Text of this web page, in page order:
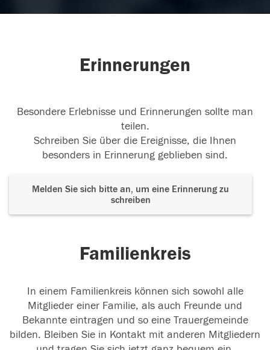
Erinnerungen
Besondere Erlebnisse und Erinnerungen sollte man
teilen.
Schreiben Sie über die Ereignisse, die Ihnen
besonders in Erinnerung geblieben sind.
Melden Sie sich bitte an, um eine Erinnerung zu
schreiben
Familienkreis
In einem Familienkreis können sich sowohl alle
Mitglieder einer Familie, als auch Freunde und
Bekannte eintragen und so eine Trauergemeinde
bilden. Bleiben Sie in Kontakt mit anderen Mitgliedern